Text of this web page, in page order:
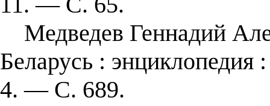
Медведев Геннадий
Беларусь :
4. — С. 689.